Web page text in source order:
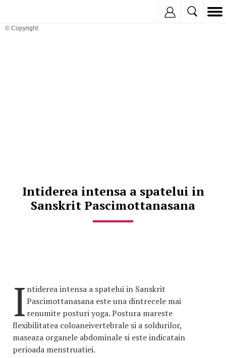
© Copyright:
Intiderea intensa a spatelui in
Sanskrit Pascimottanasana
I ntiderea intensa a spatelui in Sanskrit
Pascimottanasana este una dintrecele mai
renumite posturi yoga. Postura mareste
flexibilitatea coloaneivertebrale si a soldurilor,
maseaza organele abdominale si este indicatain
perioada menstruatiei.